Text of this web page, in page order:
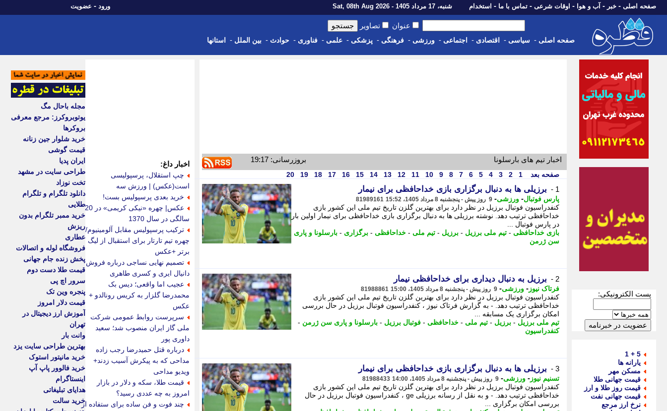
صفحه اصلی - خبر - آب و هوا - اوقات شرعی - تماس با ما - استخدام شنبه، 17 مرداد 1405 - Sat, 08th Aug 2026 ورود - عضویت
عنوان تصاویر
صفحه اصلی - سیاسی - اقتصادی - اجتماعی - ورزشی - فرهنگی - پزشکی - علمی - فناوری - حوادث - بین الملل - استانها
پست الکترونیکی:
5 + 1
یارانه ها
مسکن مهر
قیمت جهانی طلا
قیمت روز طلا و ارز
قیمت جهانی نفت
نرخ ارز مرجع
اخبار تیم های بارسلونا بروزرسانی: 19:17
صفحه بعد 1
2
3
4
5
6
7
8
9
10
11
12
13
14
15
16
17
18
19
20
1 - برزیلی ها به دنبال برگزاری بازی خداحافظی برای نیمار
پارس فوتبال- ورزشی- 9 روز پیش - پنجشنبه 8 مرداد 1405، 15:52 81989161
کنفدراسیون فوتبال برزیل در نظر دارد برای بهترین گلزن تاریخ تیم ملی این کشور بازی
خداحافظی ترتیب دهد. نوشته برزیلی ها به دنبال برگزاری بازی خداحافظی برای نیمار اولین بار
در پارس فوتبال ...
بازی خداحافظی - تیم ملی برزیل - برزیل - تیم ملی - خداحافظی - برگزاری - بارسلونا و پاری
سن ژرمن
2 - برزیل به دنبال دیداری برای خداحافظی نیمار
فرتاک نیوز - ورزشی- 9 روز پیش - پنجشنبه 8 مرداد 1405، 15:00 81988861
کنفدراسیون فوتبال برزیل در نظر دارد برای بهترین گلزن تاریخ تیم ملی این کشور بازی
خداحافظی ترتیب دهد. - به گزارش فرتاک نیوز ، کنفدراسیون فوتبال برزیل در حال بررسی
امکان برگزاری یک مسابقه ...
تیم ملی برزیل - برزیل - تیم ملی - خداحافظی - فوتبال برزیل - بارسلونا و پاری سن ژرمن -
کنفدراسیون
3 - برزیلی ها به دنبال برگزاری بازی خداحافظی برای نیمار
تسنیم نیوز - ورزشی- 9 روز پیش - پنجشنبه 8 مرداد 1405، 14:00 81988433
کنفدراسیون فوتبال برزیل در نظر دارد برای بهترین گلزن تاریخ تیم ملی این کشور بازی
خداحافظی ترتیب دهد. - و به نقل از رسانه برزیلی ge ، کنفدراسیون فوتبال برزیل در حال
بررسی امکان برگزاری ...
اخبار داغ:
چپ استقلال، پرسپولیسی
است(عکس) | ورزش سه
خرید بعدی پرسپولیس بست!
عکس| چهره «نیکی کریمی» در 20
سالگی در سال 1370
ترکیب پرسپولیس مقابل آلومینیوم/
چهره تیم تارتار برای استقبال از لیگ
برتر +عکس
تصمیم نهایی نساجی درباره فروش
دانیال ایری و کسری طاهری
عجیب اما واقعی؛ دیس بک
محمدرضا گلزار به کریس رونالدو +
عکس
سرپرست روابط عمومی شرکت
ملی گاز ایران منصوب شد؛ سعید
داوری پور
درباره قتل حمیدرضا رجب زاده
مداحی که به پیکرش آسیب زدند+
ویدیو مداحی
قیمت طلا، سکه و دلار در بازار
امروز به چه عددی رسید؟
چند فوت و فن ساده برای ستفاده از
مجله باحال مگ
یوتوبروکرز: مرجع معرفی
بروکرها
خرید شلوار جین زنانه
قیمت گوشی
ایران پدیا
طراحی سایت در مشهد
تخت نوزاد
دانلود تلگرام و تلگرام
طلایی
خرید ممبر تلگرام بدون
ریزش
عطاری
فروشگاه لوله و اتصالات
پخش زنده جام جهانی
قیمت طلا دست دوم
سرور اچ پی
پنجره وین تک
قیمت دلار امروز
آموزش ارز دیجیتال در
تهران
وانت بار
بهترین طراحی سایت یزد
خرید مانیتور استوک
خرید فالوور پاپ آپ
اینستاگرام
هدایای تبلیغاتی
خرید سالت